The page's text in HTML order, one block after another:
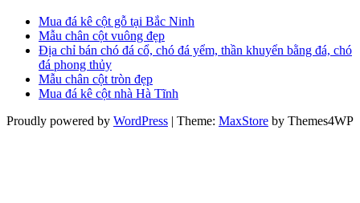
Mua đá kê cột gỗ tại Bắc Ninh
Mẫu chân cột vuông đẹp
Địa chỉ bán chó đá cổ, chó đá yểm, thần khuyển bằng đá, chó
đá phong thủy
Mẫu chân cột tròn đẹp
Mua đá kê cột nhà Hà Tĩnh
Proudly powered by WordPress | Theme: MaxStore by Themes4WP